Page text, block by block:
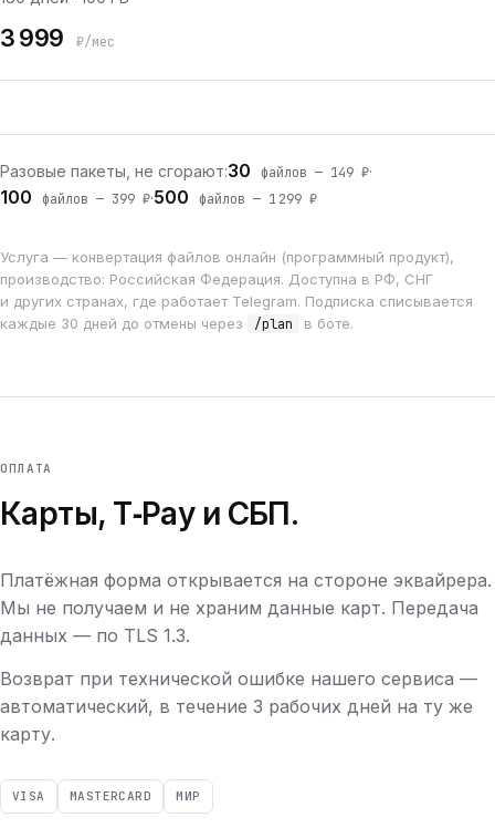
3 999 ₽/мес
Разовые пакеты, не сгорают:30 файлов — 149 ₽·
100 файлов — 399 ₽·500 файлов — 1 299 ₽
Услуга — конвертация файлов онлайн (программный продукт),
производство: Российская Федерация. Доступна в РФ, СНГ
и других странах, где работает Telegram. Подписка списывается
каждые 30 дней до отмены через
/plan в боте.
ОПЛАТА
Карты, T‑Pay и СБП.
Платёжная форма открывается на стороне эквайрера.
Мы не получаем и не храним данные карт. Передача
данных — по TLS 1.3.
Возврат при технической ошибке нашего сервиса —
автоматический, в течение 3 рабочих дней на ту же
карту.
VISA MASTERCARD МИР